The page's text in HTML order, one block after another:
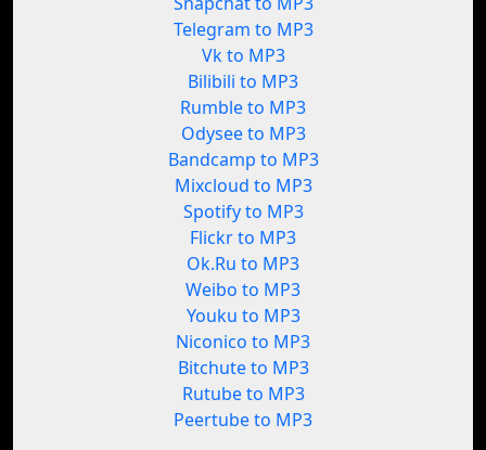
Telegram to MP3
Vk to MP3
Bilibili to MP3
Rumble to MP3
Odysee to MP3
Bandcamp to MP3
Mixcloud to MP3
Spotify to MP3
Flickr to MP3
Ok.Ru to MP3
Weibo to MP3
Youku to MP3
Niconico to MP3
Bitchute to MP3
Rutube to MP3
Peertube to MP3